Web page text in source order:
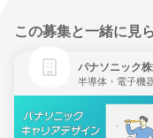
この募集と一緒に見
パナソニック
半導体・電子機